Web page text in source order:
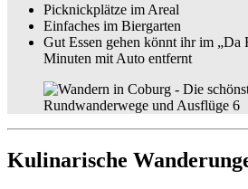
Picknickplätze im Areal
Einfaches im Biergarten
Gut Essen gehen könnt ihr im „Da
Minuten mit Auto entfernt
Kulinarische